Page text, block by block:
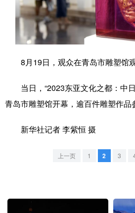
食品 人居 信
学术中国 乡村振兴
辽宁 吉林
8月19日，观众在青岛市雕塑馆观
当日，“2023东亚文化之都：中日
青岛市雕塑馆开幕，逾百件雕塑作品
新华社记者 李紫恒 摄
上一页 1 2 3